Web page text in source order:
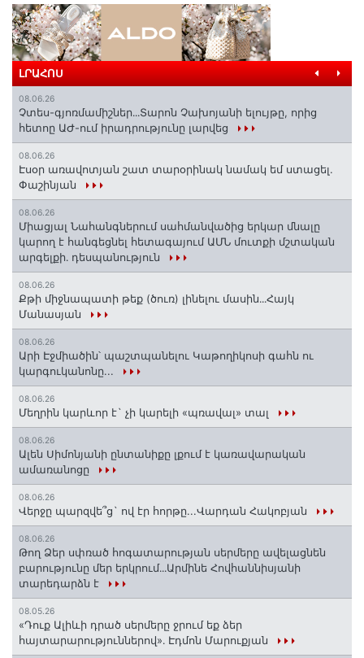
ԼՐԱՀՈՍ
08.06.26
Չտես-գյոռմամիշներ․․․Տարոն Չախոյանի ելույթը, որից
հետոը ԱԺ-ում իրադրությունը լարվեց
08.06.26
Էսօր առավոտյան շատ տարօրինակ նամակ եմ ստացել.
Փաշինյան
08.06.26
Միացյալ Նահանգներում սահմանվածից երկար մնալը
կարող է հանգեցնել հետագայում ԱՄՆ մուտքի մշտական
արգելքի․ դեսպանություն
08.06.26
Քթի միջնապատի թեք (ծուռ) լինելու մասին․․․Հայկ
Մանասյան
08.06.26
Արի Էջմիածին՝ պաշտպանելու Կաթողիկոսի գահն ու
կարգուկանոնը...
08.06.26
Մեղրին կարևոր է` չի կարելի «պռավալ» տալ
08.06.26
Ալեն Սիմոնյանի ընտանիքը լքում է կառավարական
ամառանոցը
08.06.26
Վերջը պարզվե՞ց` ով էր հորթը...Վարդան Հակոբյան
08.06.26
Թող Ձեր սփռած հոգատարության սերմերը ավելացնեն
բարությունը մեր երկրում․․․Արմինե Հովհաննիսյանի
տարեդարձն է
08.05.26
«Դուք Ալիևի դրած սերմերը ջրում եք ձեր
հայտարարություններով»․ Էդմոն Մարուքյան